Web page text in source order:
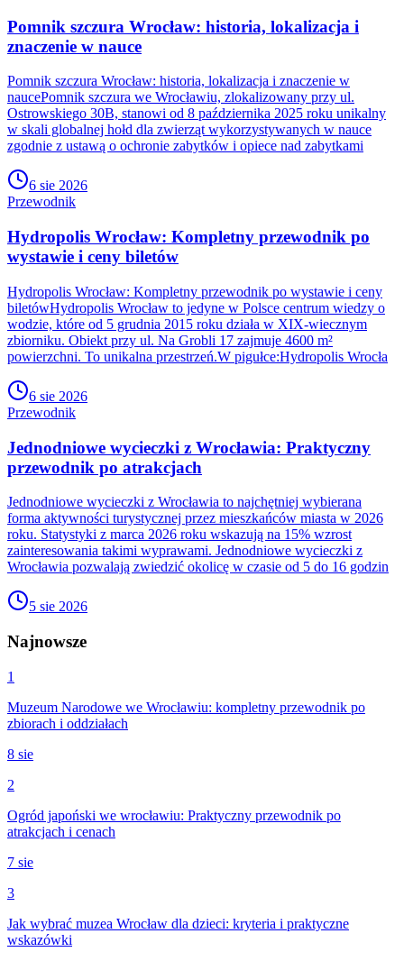
Pomnik szczura Wrocław: historia, lokalizacja i
znaczenie w nauce
Pomnik szczura Wrocław: historia, lokalizacja i znaczenie w
naucePomnik szczura we Wrocławiu, zlokalizowany przy ul.
Ostrowskiego 30B, stanowi od 8 października 2025 roku unikalny
w skali globalnej hołd dla zwierząt wykorzystywanych w nauce
zgodnie z ustawą o ochronie zabytków i opiece nad zabytkami
6 sie 2026
Przewodnik
Hydropolis Wrocław: Kompletny przewodnik po
wystawie i ceny biletów
Hydropolis Wrocław: Kompletny przewodnik po wystawie i ceny
biletówHydropolis Wrocław to jedyne w Polsce centrum wiedzy o
wodzie, które od 5 grudnia 2015 roku działa w XIX-wiecznym
zbiorniku. Obiekt przy ul. Na Grobli 17 zajmuje 4600 m²
powierzchni. To unikalna przestrzeń.W pigułce:Hydropolis Wrocła
6 sie 2026
Przewodnik
Jednodniowe wycieczki z Wrocławia: Praktyczny
przewodnik po atrakcjach
Jednodniowe wycieczki z Wrocławia to najchętniej wybierana
forma aktywności turystycznej przez mieszkańców miasta w 2026
roku. Statystyki z marca 2026 roku wskazują na 15% wzrost
zainteresowania takimi wyprawami. Jednodniowe wycieczki z
Wrocławia pozwalają zwiedzić okolicę w czasie od 5 do 16 godzin
5 sie 2026
Najnowsze
1
Muzeum Narodowe we Wrocławiu: kompletny przewodnik po
zbiorach i oddziałach
8 sie
2
Ogród japoński we wrocławiu: Praktyczny przewodnik po
atrakcjach i cenach
7 sie
3
Jak wybrać muzea Wrocław dla dzieci: kryteria i praktyczne
wskazówki